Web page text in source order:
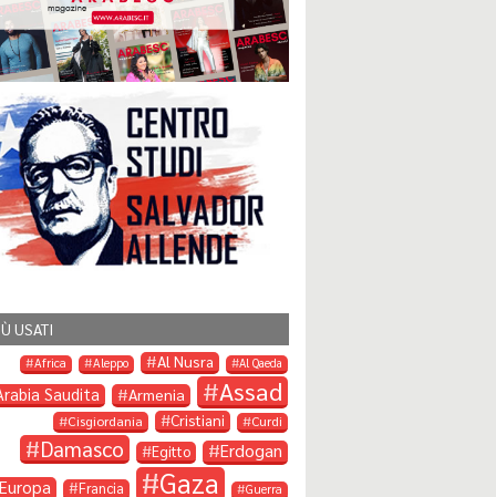
USATI
Africa Aleppo Al Nusra Al Qaeda
Saudita Armenia Assad
Cisgiordania Cristiani Curdi
Damasco Egitto
Erdogan
Europa
Francia Gaza Guerra